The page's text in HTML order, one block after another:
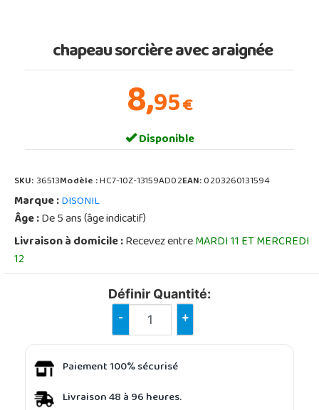
chapeau sorcière avec araignée
8,95€
Disponible
SKU:36513Modèle :HC7-10Z-13159AD02EAN:0203260131594
Marque :DISONIL
Âge :De 5 ans (âge indicatif)
Livraison à domicile :Recevez entreMARDI 11 ET MERCREDI
12
Définir Quantité:
- +
Paiement 100% sécurisé
Livraison 48 à 96 heures.